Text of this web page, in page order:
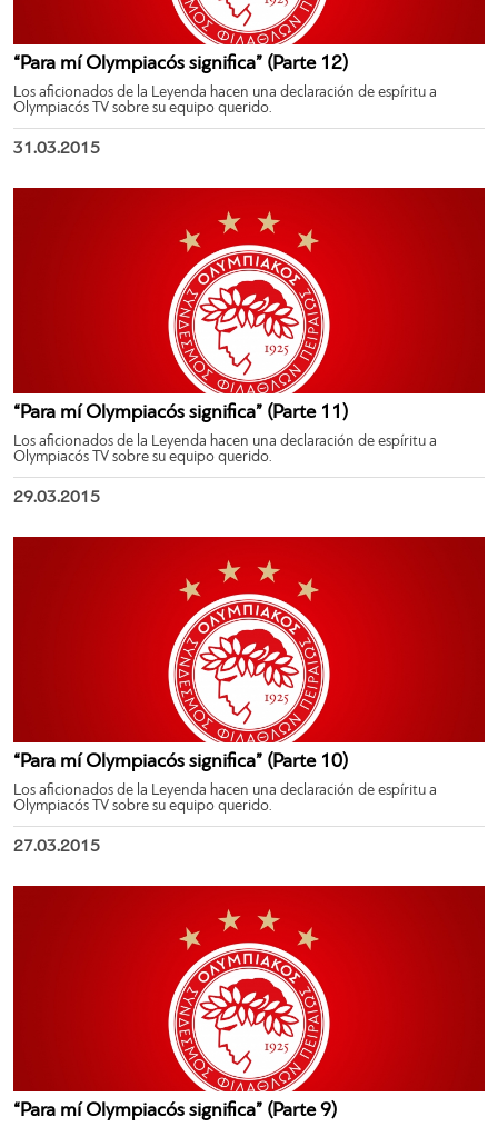
“Para mí Olympiacós significa” (Parte 12)
Los aficionados de la Leyenda hacen una declaración de espíritu a
Olympiacós TV sobre su equipo querido.
31.03.2015
“Para mí Olympiacós significa” (Parte 11)
Los aficionados de la Leyenda hacen una declaración de espíritu a
Olympiacós TV sobre su equipo querido.
29.03.2015
“Para mí Olympiacós significa” (Parte 10)
Los aficionados de la Leyenda hacen una declaración de espíritu a
Olympiacós TV sobre su equipo querido.
27.03.2015
“Para mí Olympiacós significa” (Parte 9)